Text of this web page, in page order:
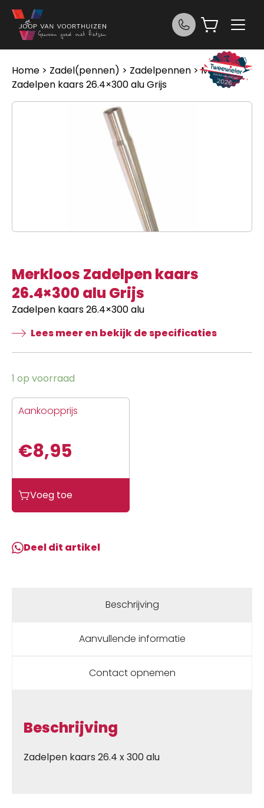
Ga naar de inhoud
Home > Zadel(pennen) > Zadelpennen > Merkloos
Zadelpen kaars 26.4×300 alu Grijs
Merkloos Zadelpen kaars
26.4×300 alu Grijs
Zadelpen kaars 26.4×300 alu
Lees meer en bekijk de specificaties
1 op voorraad
Aankoopprijs
€8,95
Zadelpen
kaars
alu
Grijs
Voeg toe
Deel dit artikel
Beschrijving
Aanvullende informatie
Contact opnemen
Beschrijving
Zadelpen kaars 26.4 x 300 alu